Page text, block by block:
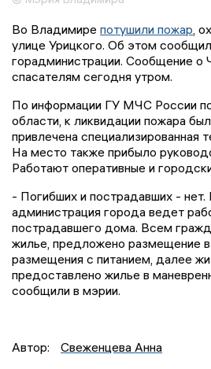
Во Владимире потушили пожар ,
улице Урицкого. Об этом
горадминистрации. Сообщение о
спасателям сегодня утром.
По информации ГУ МЧС России
области, к ликвидации пожара
привлечена специализированная
На место также прибыло
Работают оперативные и
- Погибших и пострадавших -
администрация города ведет
пострадавшего дома. Всем
жилье, предложено размещение в
размещения с питанием, далее
предоставлено жилье в
сообщили в мэрии.
Автор: Свеженцева Анна